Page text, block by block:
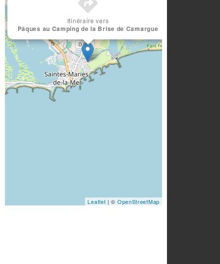
Itinéraire vers
Pâques au Camping de la Brise de Camargue
Leaflet | © OpenStreetMap